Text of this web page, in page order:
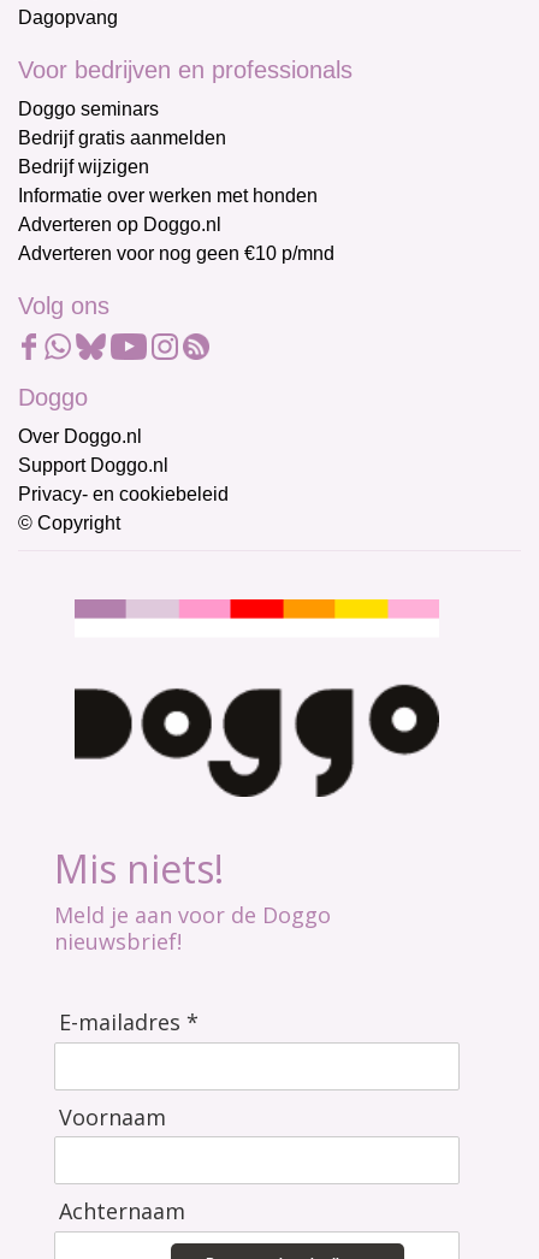
Dagopvang
Voor bedrijven en professionals
Doggo seminars
Bedrijf gratis aanmelden
Bedrijf wijzigen
Informatie over werken met honden
Adverteren op Doggo.nl
Adverteren voor nog geen €10 p/mnd
Volg ons
Doggo
Over Doggo.nl
Support Doggo.nl
Privacy- en cookiebeleid
© Copyright
Mis niets!
Meld je aan voor de Doggo
nieuwsbrief!
E-mailadres *
Voornaam
Achternaam